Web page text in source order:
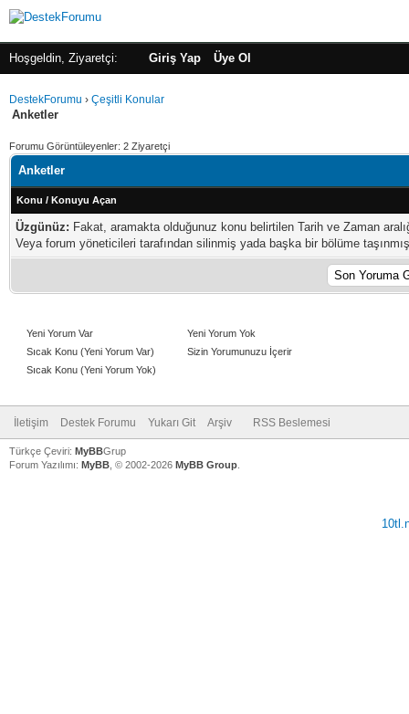
Hoşgeldin, Ziyaretçi: Giriş Yap Üye Ol
DestekForumu › Çeşitli Konular
Anketler
Forumu Görüntüleyenler: 2 Ziyaretçi
Anketler
Konu / Konuyu Açan
Üzgünüz: Fakat, aramakta olduğunuz konu belirtilen Tarih ve Zaman
Veya forum yöneticileri tarafından silinmiş yada başka bir bölüme
Yeni Yorum Var
Sıcak Konu (Yeni Yorum Var)
Sıcak Konu (Yeni Yorum Yok)
Yeni Yorum Yok
Sizin Yorumunuzu İçerir
İletişim Destek Forumu Yukarı Git Arşiv RSS Beslemesi
Türkçe Çeviri: MyBBGrup
Forum Yazılımı: MyBB , © 2002-2026 MyBB Group